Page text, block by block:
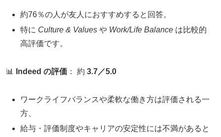
約76％の人が友人におすすめすると回答。
特に Culture & Values や Work/Life Balance は比較的
高評価です。
📊 Indeed の評価 ： 約 3.7／5.0
ワークライフバランスや柔軟な働き方は評価される一
方、
給与・評価制度やキャリアの安定性には不満があると